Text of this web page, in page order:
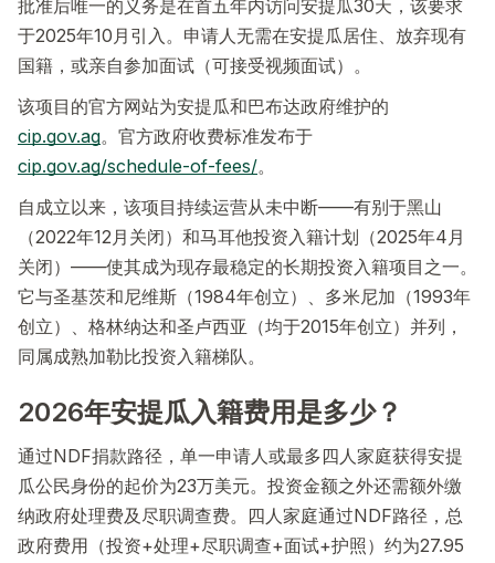
批准后唯一的义务是在首五年内访问安提瓜30天，该要求
于2025年10月引入。申请人无需在安提瓜居住、放弃现有
国籍，或亲自参加面试（可接受视频面试）。
该项目的官方网站为安提瓜和巴布达政府维护的
cip.gov.ag。官方政府收费标准发布于
cip.gov.ag/schedule-of-fees/。
自成立以来，该项目持续运营从未中断——有别于黑山
（2022年12月关闭）和马耳他投资入籍计划（2025年4月
关闭）——使其成为现存最稳定的长期投资入籍项目之一。
它与圣基茨和尼维斯（1984年创立）、多米尼加（1993年
创立）、格林纳达和圣卢西亚（均于2015年创立）并列，
同属成熟加勒比投资入籍梯队。
2026年安提瓜入籍费用是多少？
通过NDF捐款路径，单一申请人或最多四人家庭获得安提
瓜公民身份的起价为23万美元。投资金额之外还需额外缴
纳政府处理费及尽职调查费。四人家庭通过NDF路径，总
政府费用（投资+处理+尽职调查+面试+护照）约为27.95